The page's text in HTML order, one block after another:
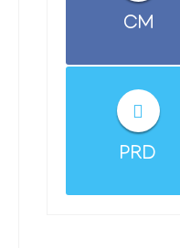
CM
PRD